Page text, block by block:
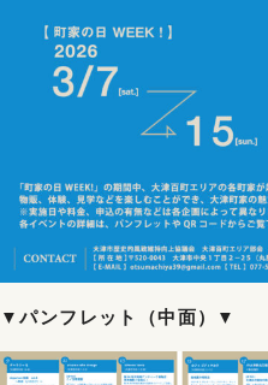
▼パンフレット（中面）▼